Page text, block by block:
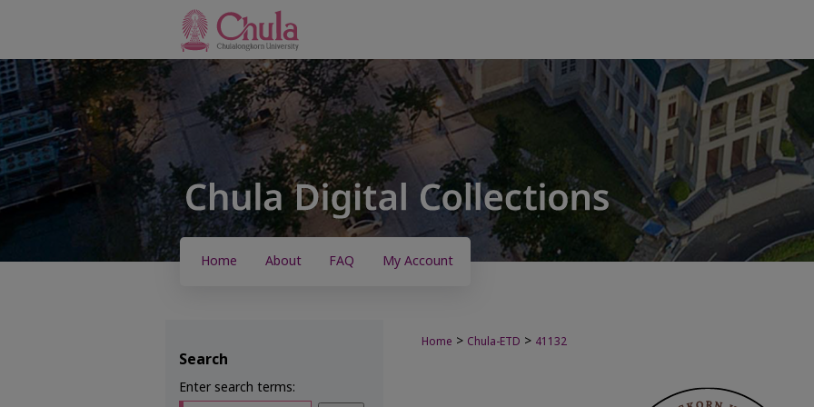
Home About FAQ My Account
Home > Chula-ETD > 41132
Search
Enter search terms: